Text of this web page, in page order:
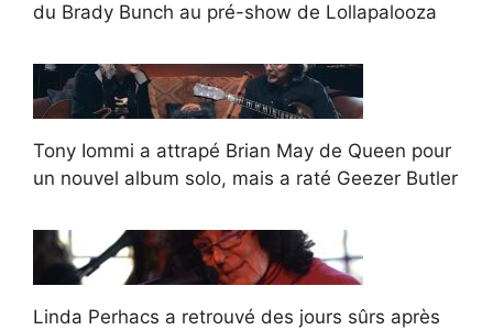
du Brady Bunch au pré-show de Lollapalooza
Tony Iommi a attrapé Brian May de Queen pour
un nouvel album solo, mais a raté Geezer Butler
Linda Perhacs a retrouvé des jours sûrs après